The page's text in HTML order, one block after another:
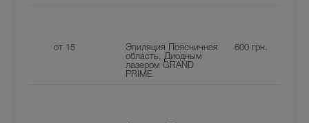
от 15
Эпиляция Поясничная
область, Диодным
лазером GRAND
PRIME
600грн.